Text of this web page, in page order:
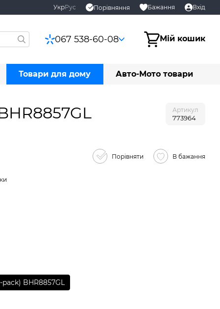
УкрРус Порівняння Бажання Вхід
067 538-60-08 Мій кошик
Товари для дому Авто-Мото товари
Артикул
773964
Порівняти В бажання
BHR8857GL